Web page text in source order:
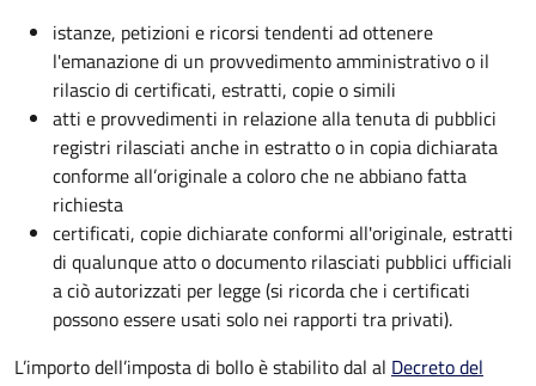
istanze, petizioni e ricorsi tendenti ad ottenere
l'emanazione di un provvedimento amministrativo o il
rilascio di certificati, estratti, copie o simili
atti e provvedimenti in relazione alla tenuta di pubblici
registri rilasciati anche in estratto o in copia dichiarata
conforme all’originale a coloro che ne abbiano fatta
richiesta
certificati, copie dichiarate conformi all'originale, estratti
di qualunque atto o documento rilasciati pubblici ufficiali
a ciò autorizzati per legge (si ricorda che i certificati
possono essere usati solo nei rapporti tra privati).
L’importo dell’imposta di bollo è stabilito dal al Decreto del